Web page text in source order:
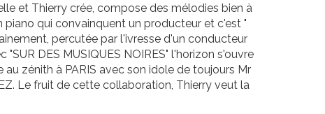
et Thierry crée, compose des mélodies bien à
qui convainquent un producteur et c'est "
percutée par l'ivresse d'un conducteur
DES MUSIQUES NOIRES" l'horizon s'ouvre
zénith à PARIS avec son idole de toujours Mr
Le fruit de cette collaboration, Thierry veut la